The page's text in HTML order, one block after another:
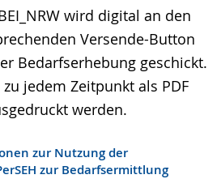
wird digital an den
Versende-Button
Bedarfserhebung geschickt.
zu jedem Zeitpunkt als PDF
werden.
zur Nutzung der
zur Bedarfsermittlung